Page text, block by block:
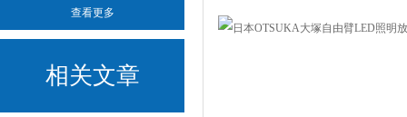
查看更多
相关文章